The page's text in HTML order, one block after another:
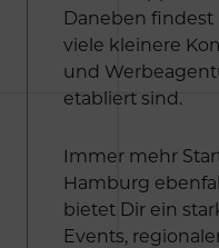
Daneben
viele kleinere
und
etabliert sind.
Immer mehr
Hamburg
bietet Dir ein
Events,